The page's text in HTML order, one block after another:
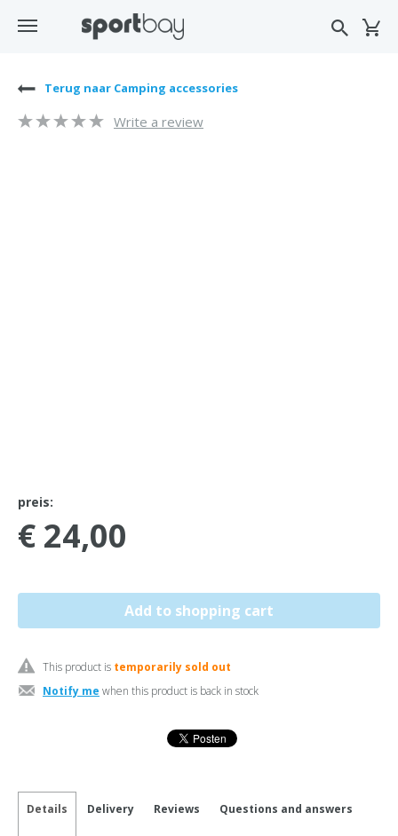
Terug naar Camping accessories
Write a review
preis:
€ 24,00
This product is temporarily sold out
Notify me when this product is back in stock
Details Delivery Reviews Questions and answers